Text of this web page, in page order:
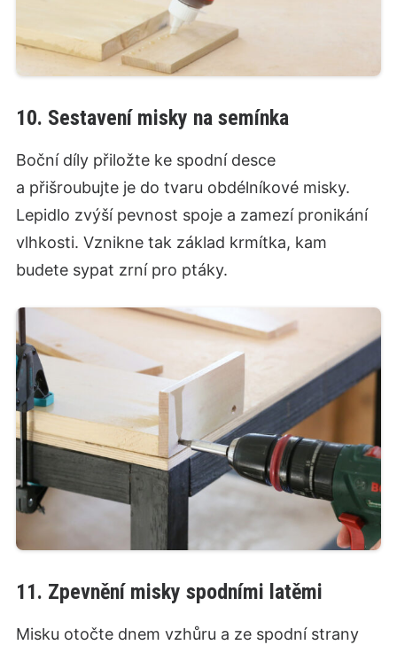
10. Sestavení misky na semínka
Boční díly přiložte ke spodní desce
a přišroubujte je do tvaru obdélníkové misky.
Lepidlo zvýší pevnost spoje a zamezí pronikání
vlhkosti. Vznikne tak základ krmítka, kam
budete sypat zrní pro ptáky.
11. Zpevnění misky spodními latěmi
Misku otočte dnem vzhůru a ze spodní strany